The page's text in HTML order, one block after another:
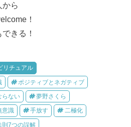
から
！
きる！
リチュアル
ポジティブとネガティブ
らない 夢野さくら
意識 手放す 二極化
則7つの誤解